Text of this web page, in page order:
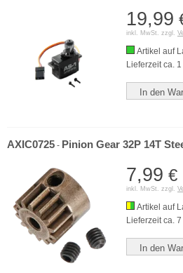
19,99
inkl. MwSt. zzgl.
Artikel auf
Lieferzeit ca.
In den
AXIC0725 - Pinion Gear 32P 14T
7,99 €
inkl. MwSt. zzgl.
Artikel auf
Lieferzeit ca.
In den